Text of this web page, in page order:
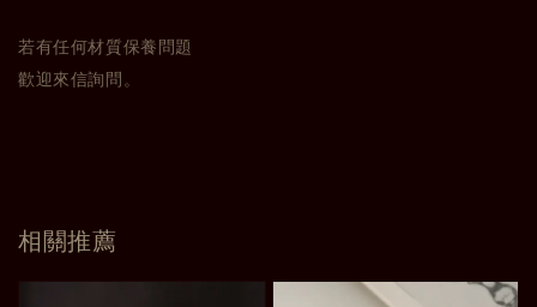
若有任何材質保養問題
歡迎來信詢問。
相關推薦